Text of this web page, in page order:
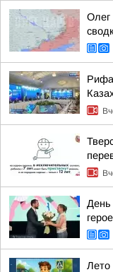
Олег
День
Лето